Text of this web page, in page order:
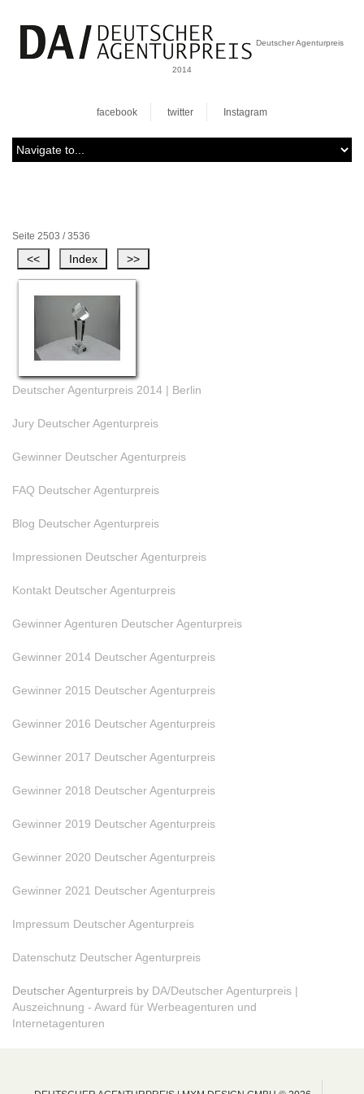
Deutscher Agenturpreis
2014
facebook twitter Instagram
Seite 2503 / 3536
Deutscher Agenturpreis 2014 | Berlin
Jury Deutscher Agenturpreis
Gewinner Deutscher Agenturpreis
FAQ Deutscher Agenturpreis
Blog Deutscher Agenturpreis
Impressionen Deutscher Agenturpreis
Kontakt Deutscher Agenturpreis
Gewinner Agenturen Deutscher Agenturpreis
Gewinner 2014 Deutscher Agenturpreis
Gewinner 2015 Deutscher Agenturpreis
Gewinner 2016 Deutscher Agenturpreis
Gewinner 2017 Deutscher Agenturpreis
Gewinner 2018 Deutscher Agenturpreis
Gewinner 2019 Deutscher Agenturpreis
Gewinner 2020 Deutscher Agenturpreis
Gewinner 2021 Deutscher Agenturpreis
Impressum Deutscher Agenturpreis
Datenschutz Deutscher Agenturpreis
Deutscher Agenturpreis by DA/Deutscher Agenturpreis |
Auszeichnung - Award für Werbeagenturen und
Internetagenturen